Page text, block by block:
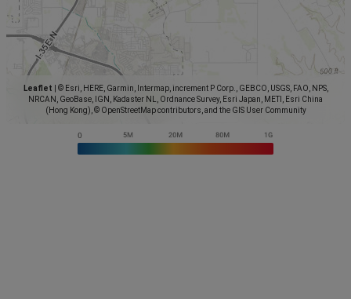
Leaflet
© Esri, HERE, Garmin, Intermap, increment P Corp., GEBCO, USGS, FAO, NPS,
NRCAN, GeoBase, IGN, Kadaster NL, Ordnance Survey, Esri Japan, METI, Esri China
(Hong Kong), © OpenStreetMap contributors, and the GIS User Community